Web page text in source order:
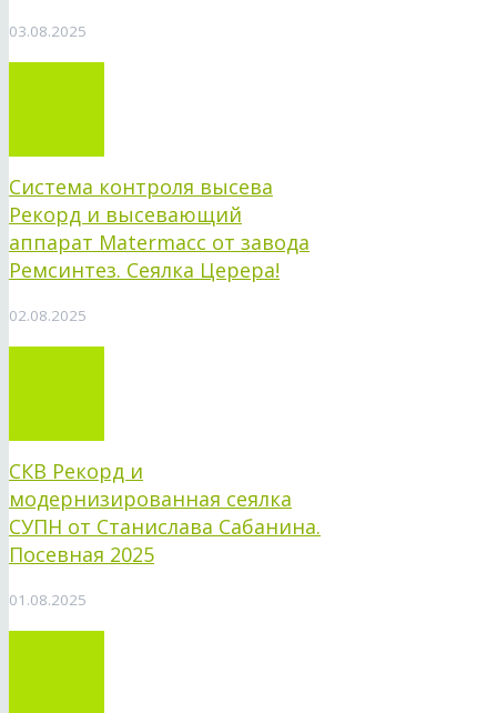
03.08.2025
Система контроля высева
Рекорд и высевающий
аппарат Matermacc от завода
Ремсинтез. Сеялка Церера!
02.08.2025
СКВ Рекорд и
модернизированная сеялка
СУПН от Станислава Сабанина.
Посевная 2025
01.08.2025